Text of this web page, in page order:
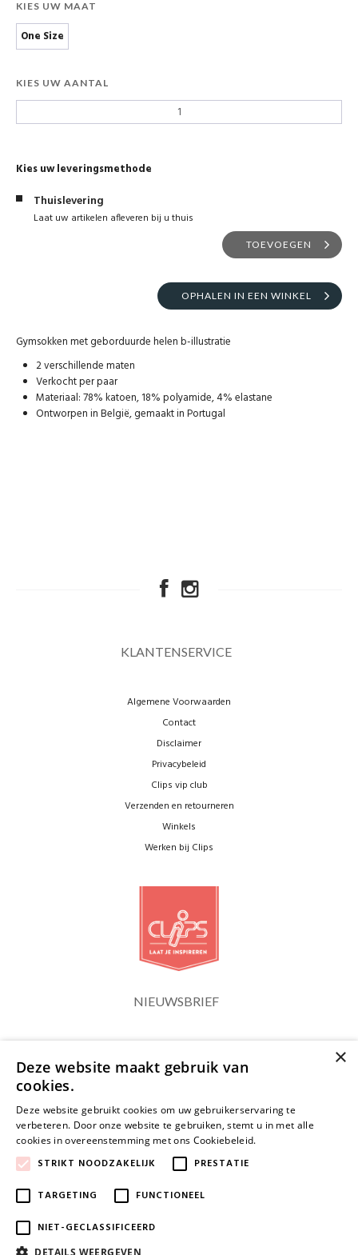
KIES UW MAAT
One Size
KIES UW AANTAL
Kies uw leveringsmethode
Thuislevering
Laat uw artikelen afleveren bij u thuis
TOEVOEGEN
OPHALEN IN EEN WINKEL
Gymsokken met geborduurde helen b-illustratie
2 verschillende maten
Verkocht per paar
Materiaal: 78% katoen, 18% polyamide, 4% elastane
Ontworpen in België, gemaakt in Portugal
KLANTENSERVICE
Algemene Voorwaarden
Contact
Disclaimer
Privacybeleid
Clips vip club
Verzenden en retourneren
Winkels
Werken bij Clips
NIEUWSBRIEF
×
Deze website maakt gebruik van
cookies.
Deze website gebruikt cookies om uw gebruikerservaring te
verbeteren. Door onze website te gebruiken, stemt u in met alle
cookies in overeenstemming met ons Cookiebeleid.
STRIKT NOODZAKELIJK
PRESTATIE
TARGETING
FUNCTIONEEL
NIET-GECLASSIFICEERD
DETAILS WEERGEVEN